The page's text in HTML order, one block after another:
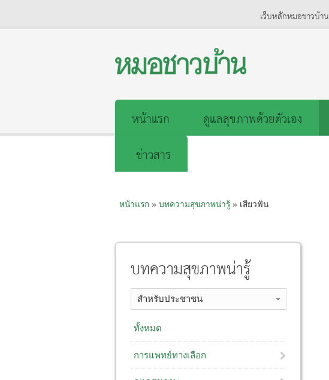
เว็บหลักหมอชาวบ้าน
หน้าแรก ดูแลสุขภาพด้วยตัวเอง
ข่าวสาร
หน้าแรก» บทความสุขภาพน่ารู้» เสียวฟัน
บทความสุขภาพน่ารู้
สำหรับประชาชน
ทั้งหมด
การแพทย์ทางเลือก